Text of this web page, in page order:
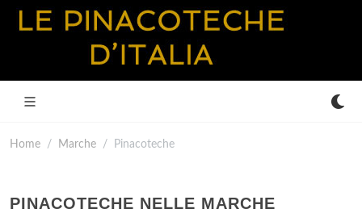
Home Marche Pinacoteche
PINACOTECHE NELLE MARCHE